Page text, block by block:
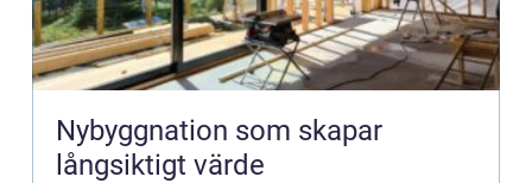
Nybyggnation som skapar
långsiktigt värde